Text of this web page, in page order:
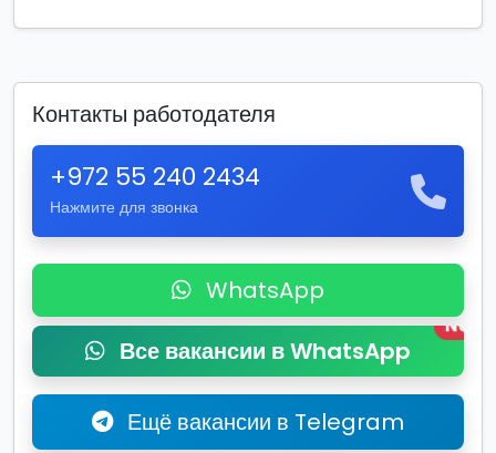
Контакты работодателя
+972 55 240 2434
Нажмите для звонка
WhatsApp
Все вакансии в WhatsApp
New
Ещё вакансии в Telegram